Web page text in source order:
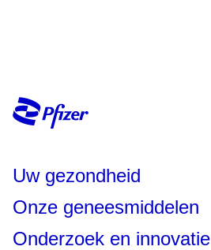
Uw gezondheid
Onze geneesmiddelen
Onderzoek en innovatie